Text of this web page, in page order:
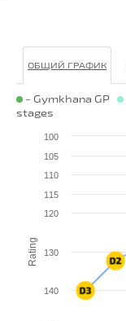
ОБЩИЙ ГРАФИК
- Gymkhana GP
stages
Rating
100
105
110
115
120
130
140